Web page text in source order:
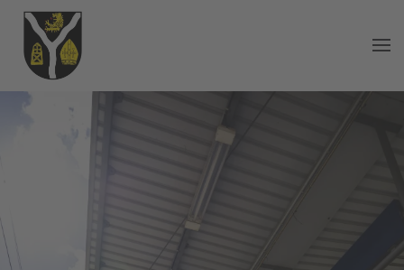
Zum Hauptinhalt springen